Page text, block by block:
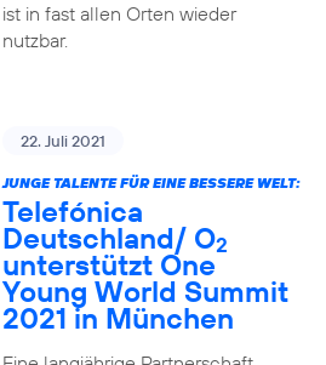
ist in fast allen Orten wieder
nutzbar.
22. Juli 2021
JUNGE TALENTE FÜR EINE BESSERE WELT:
Telefónica
Deutschland/ O2
unterstützt One
Young World Summit
2021 in München